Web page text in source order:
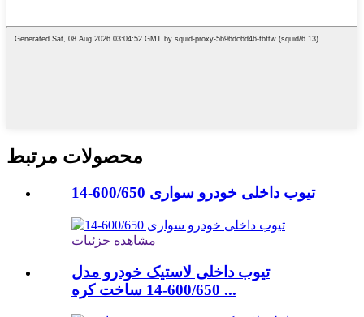
محصولات مرتبط
تیوب داخلی خودرو سواری 600/650-14
مشاهده جزئیات
تیوب داخلی لاستیک خودرو مدل
600/650-14 ساخت کره ...